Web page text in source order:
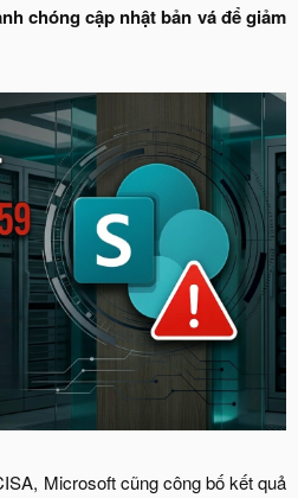
chóng cập nhật bản vá để giảm
Microsoft cũng công bố kết quả